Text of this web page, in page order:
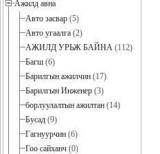
Ажилд авна
Авто засвар (5)
Авто угаалга (2)
АЖИЛД УРЬЖ БАЙНА (112)
Багш (6)
Барилгын ажилчин (17)
Барилгын Инженер (3)
борлуулалтын ажилтан (14)
Бусад (9)
Гагнуурчин (6)
Гоо сайханч (0)